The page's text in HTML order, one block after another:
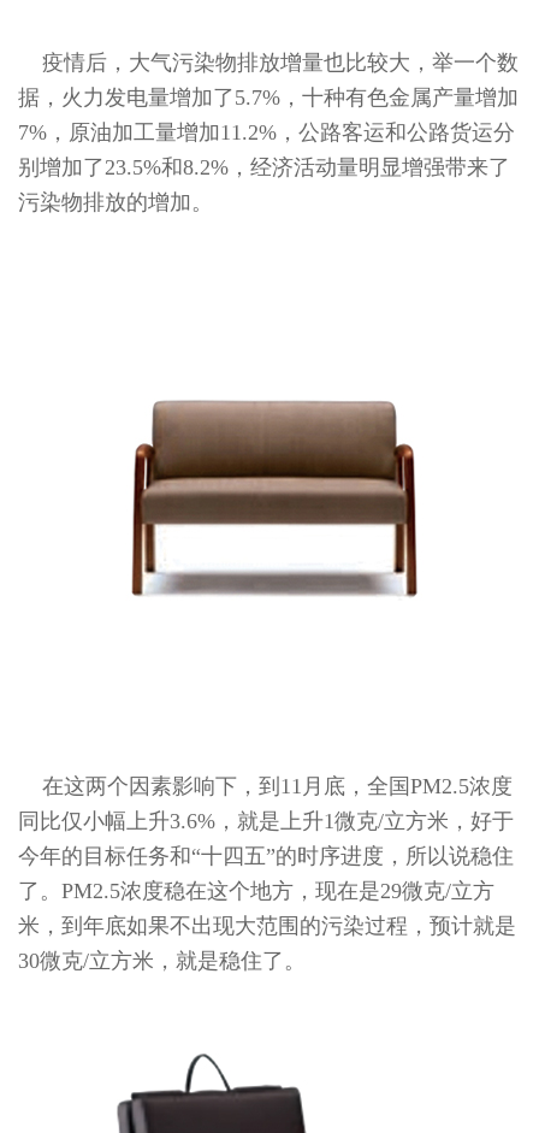
疫情后，大气污染物排放增量也比较大，举一个数
据，火力发电量增加了5.7%，十种有色金属产量增加
7%，原油加工量增加11.2%，公路客运和公路货运分
别增加了23.5%和8.2%，经济活动量明显增强带来了
污染物排放的增加。
在这两个因素影响下，到11月底，全国PM2.5浓度
同比仅小幅上升3.6%，就是上升1微克/立方米，好于
今年的目标任务和“十四五”的时序进度，所以说稳住
了。PM2.5浓度稳在这个地方，现在是29微克/立方
米，到年底如果不出现大范围的污染过程，预计就是
30微克/立方米，就是稳住了。